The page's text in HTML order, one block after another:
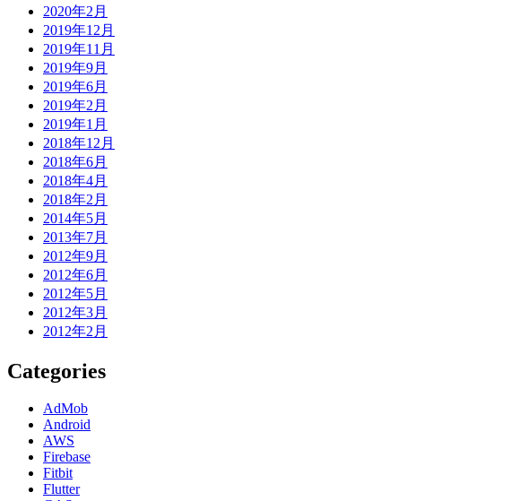
2020年2月
2019年12月
2019年11月
2019年9月
2019年6月
2019年2月
2019年1月
2018年12月
2018年6月
2018年4月
2018年2月
2014年5月
2013年7月
2012年9月
2012年6月
2012年5月
2012年3月
2012年2月
Categories
AdMob
Android
AWS
Firebase
Fitbit
Flutter